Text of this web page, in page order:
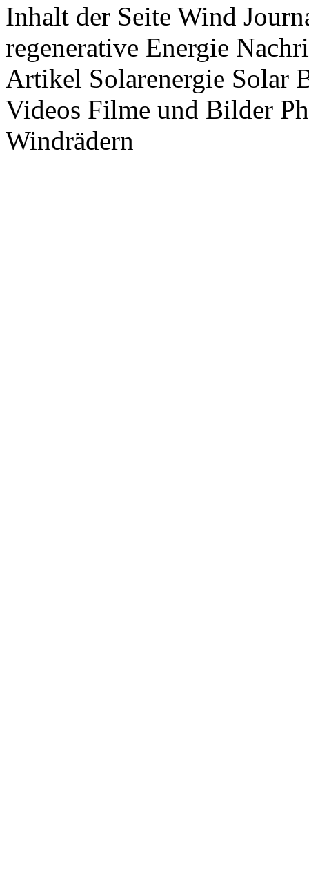
Inhalt der Seite Wind
regenerative Energie
Artikel Solarenergie Solar
Videos Filme und Bilder
Windrädern